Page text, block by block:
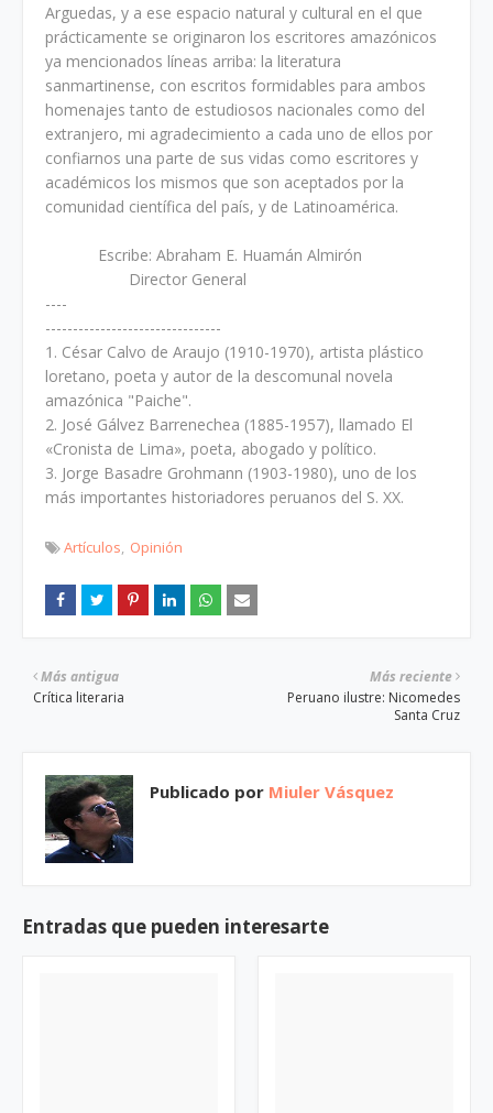
Arguedas, y a ese espacio natural y cultural en el que
prácticamente se originaron los escritores amazónicos
ya mencionados líneas arriba: la literatura
sanmartinense, con escritos formidables para ambos
homenajes tanto de estudiosos nacionales como del
extranjero, mi agradecimiento a cada uno de ellos por
confiarnos una parte de sus vidas como escritores y
académicos los mismos que son aceptados por la
comunidad científica del país, y de Latinoamérica.
Escribe: Abraham E. Huamán Almirón
Director General
----
--------------------------------
1. César Calvo de Araujo (1910-1970), artista plástico
loretano, poeta y autor de la descomunal novela
amazónica "Paiche".
2. José Gálvez Barrenechea (1885-1957), llamado El
«Cronista de Lima», poeta, abogado y político.
3. Jorge Basadre Grohmann (1903-1980), uno de los
más importantes historiadores peruanos del S. XX.
Artículos Opinión
Más reciente
Peruano ilustre: Nicomedes
Santa Cruz
Más antigua
Crítica literaria
Publicado por Miuler Vásquez
Entradas que pueden interesarte